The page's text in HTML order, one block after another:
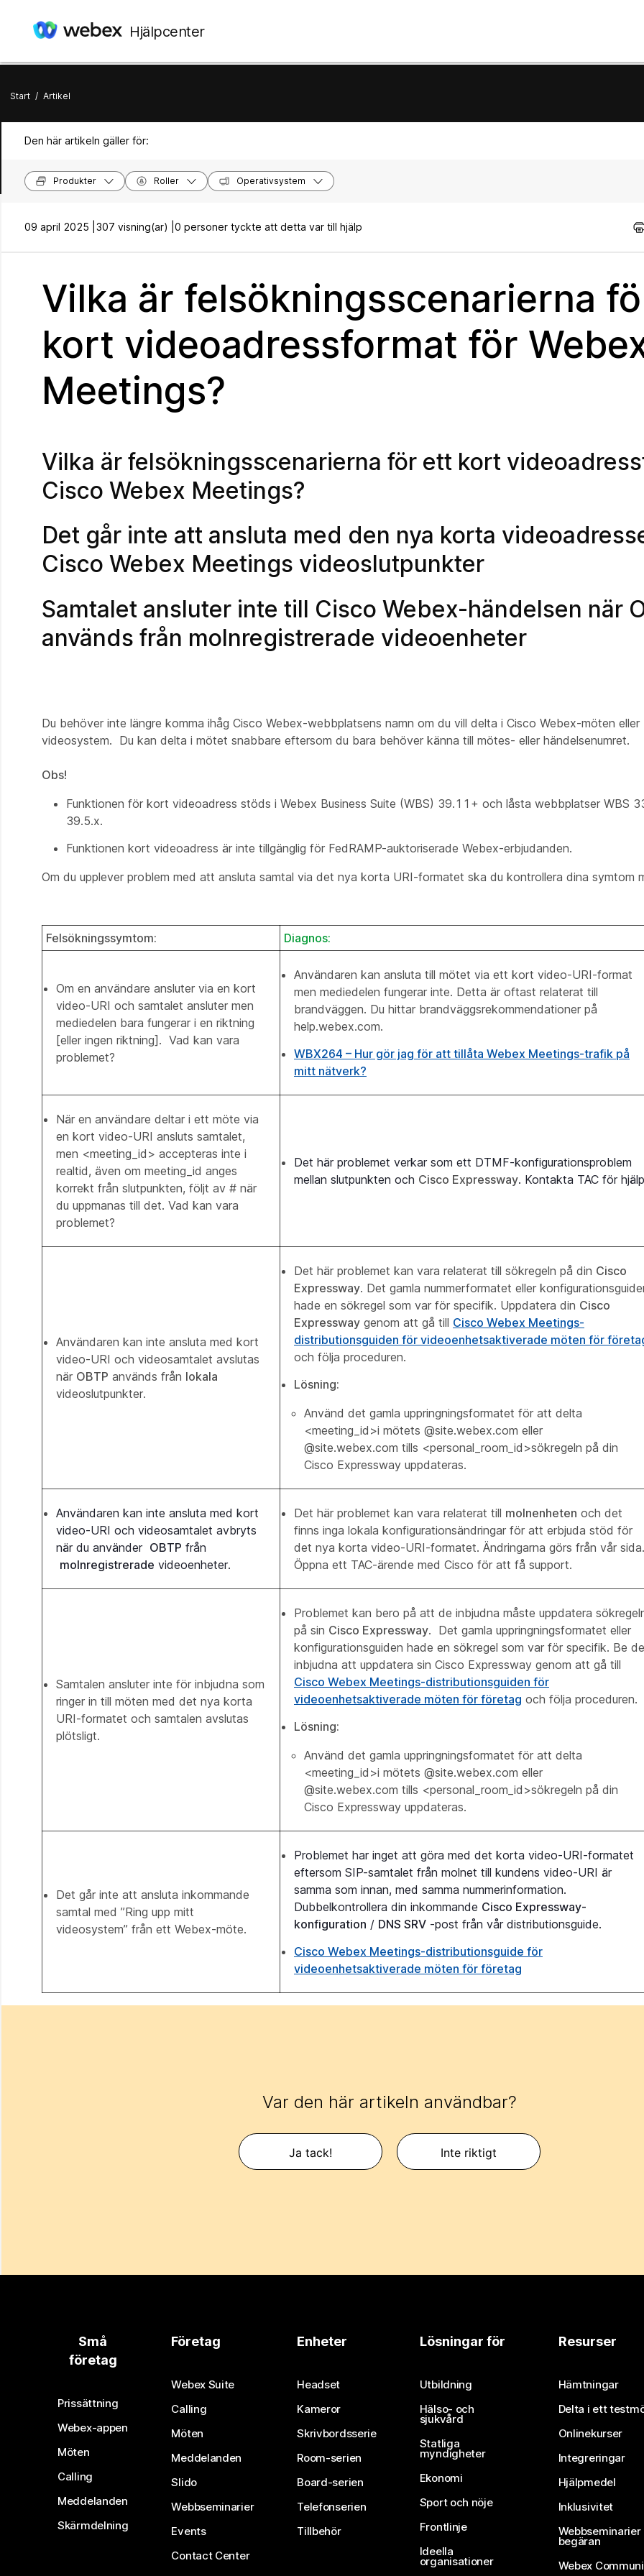
Hjälpcenter
Start / Artikel
Den här artikeln gäller för:
Produkter Roller Operativsystem
09 april 2025 | 307 visning(ar) | 0 personer tyckte att detta var till hjälp
Vilka är felsökningsscenarierna
kort videoadressformat för
Meetings?
Vilka är felsökningsscenarierna för ett kort
Cisco Webex Meetings?
Det går inte att ansluta med den nya korta
Cisco Webex Meetings videoslutpunkter
Samtalet ansluter inte till Cisco Webex-händelsen när
används från molnregistrerade videoenheter
Du behöver inte längre komma ihåg Cisco Webex-webbplatsens namn om du vill delta i Cisco Webex-möten
videosystem. Du kan delta i mötet snabbare eftersom du bara behöver känna till mötes- eller händelsenumret.
Obs!
Funktionen för kort videoadress stöds i Webex Business Suite (WBS) 39.11+ och låsta webbplatser WBS
39.5.x.
Funktionen kort videoadress är inte tillgänglig för FedRAMP-auktoriserade Webex-erbjudanden.
Om du upplever problem med att ansluta samtal via det nya korta URI-formatet ska du kontrollera dina symtom
Felsökningssymtom: Diagnos:
Om en användare ansluter via en kort
video-URI och samtalet ansluter men
mediedelen bara fungerar i en riktning
[eller ingen riktning]. Vad kan vara
problemet?
Användaren kan ansluta till mötet via ett kort video-URI-format
men mediedelen fungerar inte. Detta är oftast relaterat till
brandväggen. Du hittar brandväggsrekommendationer på
help.webex.com.
WBX264 – Hur gör jag för att tillåta Webex Meetings-trafik på
mitt nätverk?
När en användare deltar i ett möte via
en kort video-URI ansluts samtalet,
men <meeting_id> accepteras inte i
realtid, även om meeting_id anges
korrekt från slutpunkten, följt av # när
du uppmanas till det. Vad kan vara
problemet?
Det här problemet verkar som ett DTMF-konfigurationsproblem
mellan slutpunkten och Cisco Expressway. Kontakta TAC för
Användaren kan inte ansluta med kort
video-URI och videosamtalet avslutas
när OBTP används från lokala
videoslutpunkter.
Det här problemet kan vara relaterat till sökregeln på din Cisco
Expressway. Det gamla nummerformatet eller
hade en sökregel som var för specifik. Uppdatera din Cisco
Expressway genom att gå till Cisco Webex Meetings-
distributionsguiden för videoenhetsaktiverade möten för
och följa proceduren.
Lösning:
Använd det gamla uppringningsformatet för att delta
<meeting_id>i mötets @site.webex.com eller
@site.webex.com tills <personal_room_id>sökregeln på din
Cisco Expressway uppdateras.
Användaren kan inte ansluta med kort
video-URI och videosamtalet avbryts
när du använder OBTP från
molnregistrerade videoenheter.
Det här problemet kan vara relaterat till molnenheten och det
finns inga lokala konfigurationsändringar för att erbjuda stöd för
det nya korta video-URI-formatet. Ändringarna görs från vår sida.
Öppna ett TAC-ärende med Cisco för att få support.
Samtalen ansluter inte för inbjudna som
ringer in till möten med det nya korta
URI-formatet och samtalen avslutas
plötsligt.
Problemet kan bero på att de inbjudna måste uppdatera
på sin Cisco Expressway. Det gamla uppringningsformatet eller
konfigurationsguiden hade en sökregel som var för specifik. Be de
inbjudna att uppdatera sin Cisco Expressway genom att gå till
Cisco Webex Meetings-distributionsguiden för
videoenhetsaktiverade möten för företag och följa proceduren.
Lösning:
Använd det gamla uppringningsformatet för att delta
<meeting_id>i mötets @site.webex.com eller
@site.webex.com tills <personal_room_id>sökregeln på din
Cisco Expressway uppdateras.
Det går inte att ansluta inkommande
samtal med ”Ring upp mitt
videosystem” från ett Webex-möte.
Problemet har inget att göra med det korta video-URI-formatet
eftersom SIP-samtalet från molnet till kundens video-URI är
samma som innan, med samma nummerinformation.
Dubbelkontrollera din inkommande Cisco Expressway-
konfiguration / DNS SRV -post från vår distributionsguide.
Cisco Webex Meetings-distributionsguide för
videoenhetsaktiverade möten för företag
Var den här artikeln användbar?
Ja tack! Inte riktigt
Små
företag
Prissättning
Webex-appen
Möten
Calling
Meddelanden
Skärmdelning
Företag
Webex Suite
Calling
Möten
Meddelanden
Slido
Webbseminarier
Events
Contact Center
Enheter
Headset
Kameror
Skrivbordsserie
Room-serien
Board-serien
Telefonserien
Tillbehör
Lösningar för
Utbildning
Hälso- och
sjukvård
Statliga
myndigheter
Ekonomi
Sport och nöje
Frontlinje
Ideella
organisationer
Resurser
Hämtningar
Delta i ett
Onlinekurser
Integreringar
Hjälpmedel
Inklusivitet
begäran
Webex